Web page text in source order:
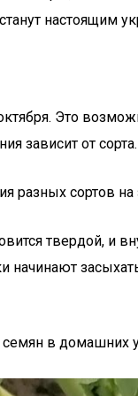
настоящим
Это
зависит от сорта.
сортов на
твердой, и
в домашних